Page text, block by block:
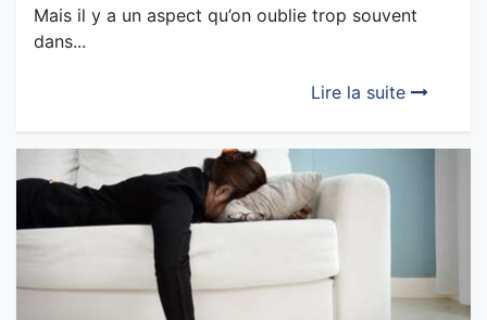
VIVRE À DEUX : Amoureux un jour, parents
toujours
autour du couple, des amoureux qui se séparent,
Mais il y a un aspect qu’on oublie trop souvent
dans...
Lire la suite